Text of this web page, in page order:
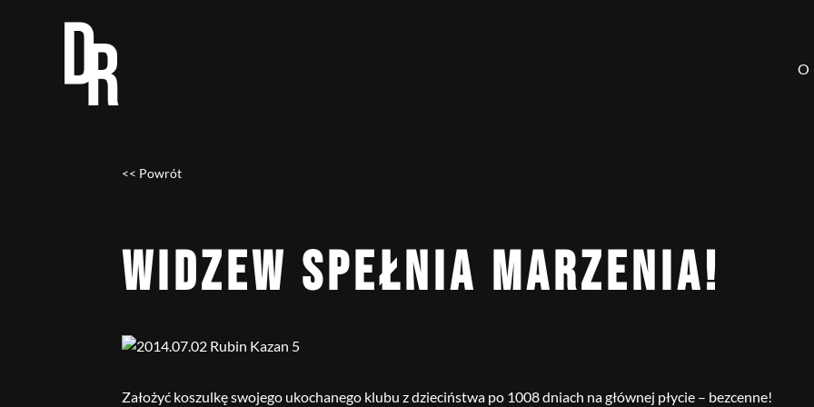
O
<< Powrót
WIDZEW SPEŁNIA MARZENIA!
Założyć koszulkę swojego ukochanego klubu z dzieciństwa po 1008 dniach na głównej płycie – bezcenne!